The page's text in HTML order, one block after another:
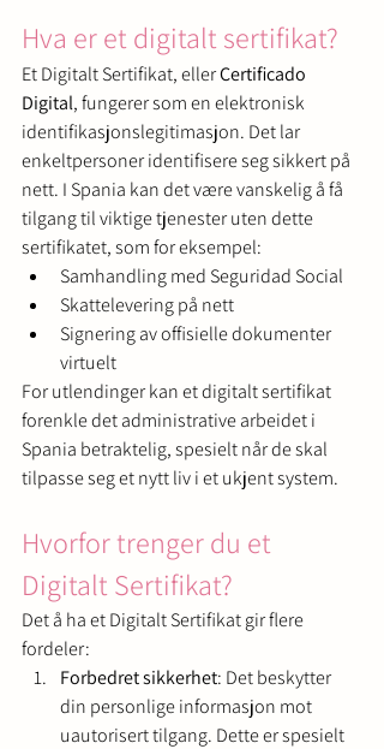
Hva er et digitalt sertifikat?
Et Digitalt Sertifikat, eller Certificado
Digital, fungerer som en elektronisk
identifikasjonslegitimasjon. Det lar
enkeltpersoner identifisere seg sikkert på
nett. I Spania kan det være vanskelig å få
tilgang til viktige tjenester uten dette
sertifikatet, som for eksempel:
Samhandling med Seguridad Social
Skattelevering på nett
Signering av offisielle dokumenter
virtuelt
For utlendinger kan et digitalt sertifikat
forenkle det administrative arbeidet i
Spania betraktelig, spesielt når de skal
tilpasse seg et nytt liv i et ukjent system.
Hvorfor trenger du et
Digitalt Sertifikat?
Det å ha et Digitalt Sertifikat gir flere
fordeler:
Forbedret sikkerhet: Det beskytter
din personlige informasjon mot
uautorisert tilgang. Dette er spesielt